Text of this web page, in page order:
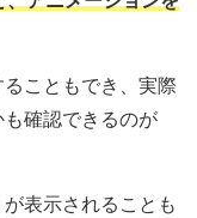
こともでき、実際
確認できるのが
表示されることも